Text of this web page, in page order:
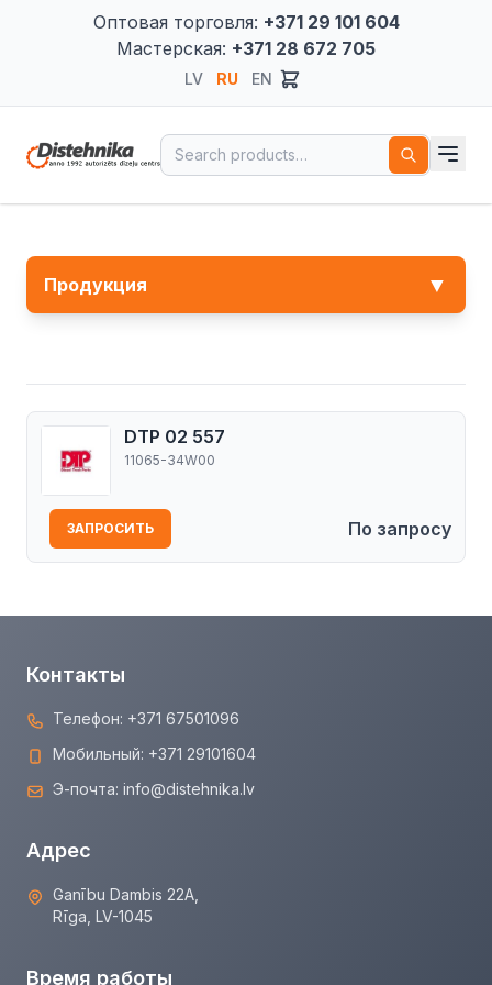
Оптовая торговля: +371 29 101 604
Мастерская: +371 28 672 705
LV RU EN
Search for:
Продукция ▼
DTP 02 557
11065-34W00
По запросу
ЗАПРОСИТЬ
Контакты
Телефон: +371 67501096
Мобильный: +371 29101604
Э-почта: info@distehnika.lv
Адрес
Ganību Dambis 22A,
Rīga, LV-1045
Время работы